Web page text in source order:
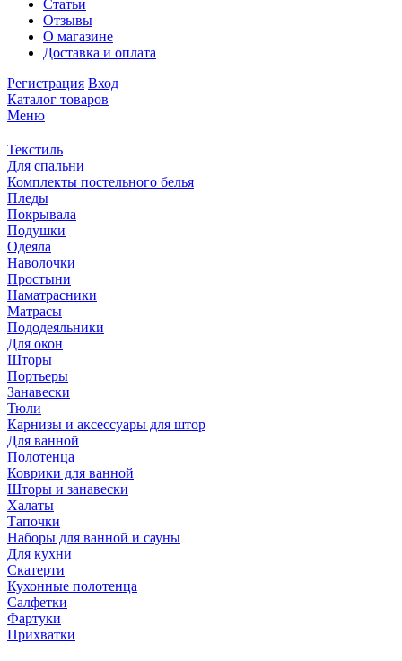
Статьи
Отзывы
О магазине
Доставка и оплата
Регистрация Вход
Каталог товаров
Меню
Текстиль
Для спальни
Комплекты постельного белья
Пледы
Покрывала
Подушки
Одеяла
Наволочки
Простыни
Наматрасники
Матрасы
Пододеяльники
Для окон
Шторы
Портьеры
Занавески
Тюли
Карнизы и аксессуары для штор
Для ванной
Полотенца
Коврики для ванной
Шторы и занавески
Халаты
Тапочки
Наборы для ванной и сауны
Для кухни
Скатерти
Кухонные полотенца
Салфетки
Фартуки
Прихватки